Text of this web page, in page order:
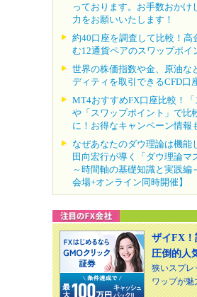
っております。お手数おかけ
力をお願いいたします！
約40口座を調査して比較！高
む12通貨ペアのスワップポイ
世界の株価指数や金、原油な
ディティを取引できるCFD口
MT4おすすめFX口座比較！「
や「スワップポイント」で比
に！お得なキャンペーン情報
なぜあなたのダウ理論は機能
田向宏行が導く「ダウ理論マ
～時間軸の基礎知識と実践編
会場+オンライン同時開催】
ザイFX！
圧倒的人
狭いスプレ
ワップが魅